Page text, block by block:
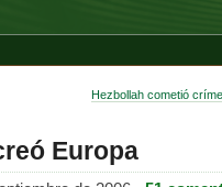
Hezbollah cometió
Europa